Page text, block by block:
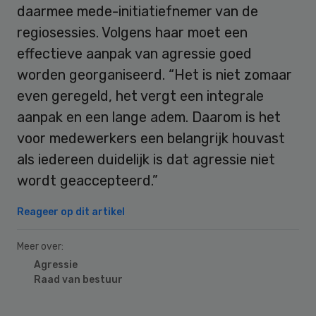
daarmee mede-initiatiefnemer van de
regiosessies. Volgens haar moet een
effectieve aanpak van agressie goed
worden georganiseerd. “Het is niet zomaar
even geregeld, het vergt een integrale
aanpak en een lange adem. Daarom is het
voor medewerkers een belangrijk houvast
als iedereen duidelijk is dat agressie niet
wordt geaccepteerd.”
Reageer op dit artikel
Meer over:
Agressie
Raad van bestuur